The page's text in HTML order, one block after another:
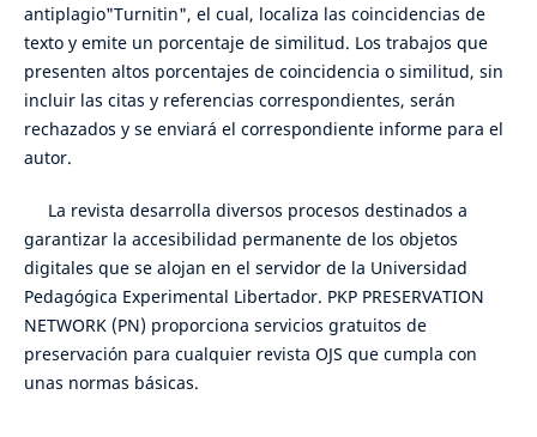
antiplagio"Turnitin", el cual, localiza las coincidencias de
texto y emite un porcentaje de similitud. Los trabajos que
presenten altos porcentajes de coincidencia o similitud, sin
incluir las citas y referencias correspondientes, serán
rechazados y se enviará el correspondiente informe para el
autor.
La revista desarrolla diversos procesos destinados a
garantizar la accesibilidad permanente de los objetos
digitales que se alojan en el servidor de la Universidad
Pedagógica Experimental Libertador. PKP PRESERVATION
NETWORK (PN) proporciona servicios gratuitos de
preservación para cualquier revista OJS que cumpla con
unas normas básicas.